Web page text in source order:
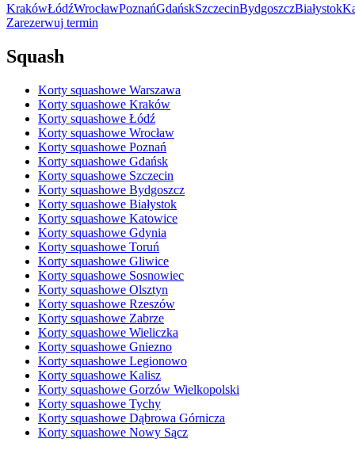
KrakówŁódźWrocławPoznańGdańskSzczecinBydgoszczBiałystok
Zarezerwuj termin
Squash
Korty squashowe Warszawa
Korty squashowe Kraków
Korty squashowe Łódź
Korty squashowe Wrocław
Korty squashowe Poznań
Korty squashowe Gdańsk
Korty squashowe Szczecin
Korty squashowe Bydgoszcz
Korty squashowe Białystok
Korty squashowe Katowice
Korty squashowe Gdynia
Korty squashowe Toruń
Korty squashowe Gliwice
Korty squashowe Sosnowiec
Korty squashowe Olsztyn
Korty squashowe Rzeszów
Korty squashowe Zabrze
Korty squashowe Wieliczka
Korty squashowe Gniezno
Korty squashowe Legionowo
Korty squashowe Kalisz
Korty squashowe Gorzów Wielkopolski
Korty squashowe Tychy
Korty squashowe Dąbrowa Górnicza
Korty squashowe Nowy Sącz